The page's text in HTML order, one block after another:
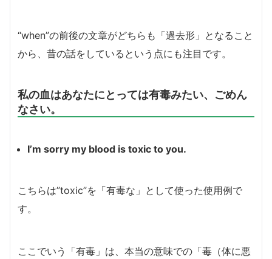
“when”の前後の文章がどちらも「過去形」となること
から、昔の話をしているという点にも注目です。
私の血はあなたにとっては有毒みたい、ごめん
なさい。
I’m sorry my blood is toxic to you.
こちらは”toxic”を「有毒な」として使った使用例で
す。
ここでいう「有毒」は、本当の意味での「毒（体に悪